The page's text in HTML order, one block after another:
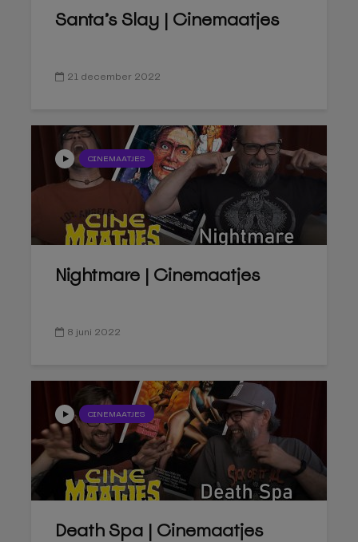
Santa’s Slay | Cinemaatjes
21 december 2022
CINEMAATJES
Nightmare | Cinemaatjes
8 juni 2022
CINEMAATJES
Death Spa | Cinemaatjes